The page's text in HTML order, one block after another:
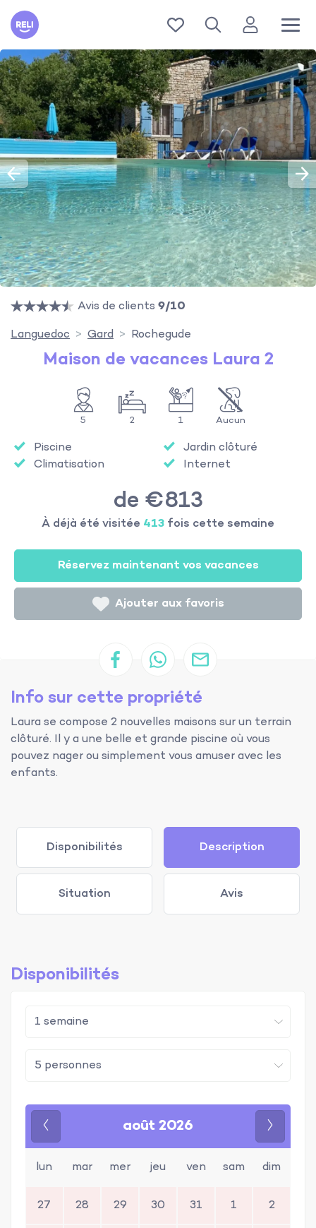
Reli
Avis de clients 9/10
Languedoc
Gard Rochegude
Maison de vacances Laura 2
5 2 1 Aucun
Piscine
Climatisation
Jardin clôturé
Internet
de €813
À déjà été visitée 413 fois cette semaine
Réservez maintenant vos vacances
Ajouter aux favoris
Info sur cette propriété
Laura se compose 2 nouvelles maisons sur un terrain
clôturé. Il y a une belle et grande piscine où vous
pouvez nager ou simplement vous amuser avec les
enfants.
Disponibilités Description
Situation Avis
Disponibilités
août 2026
lun mar mer jeu ven sam dim
27 28 29 30 31 1 2